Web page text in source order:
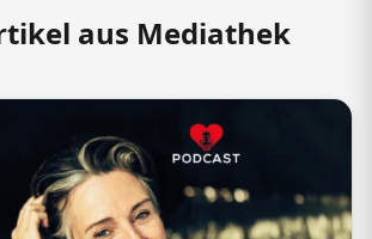
aus Mediathek